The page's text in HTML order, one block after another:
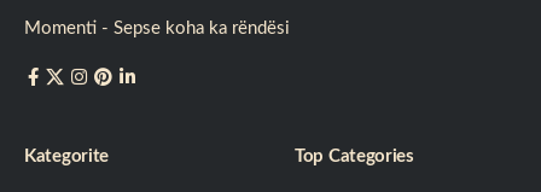
Momenti - Sepse koha ka rëndësi
Kategorite Top Categories